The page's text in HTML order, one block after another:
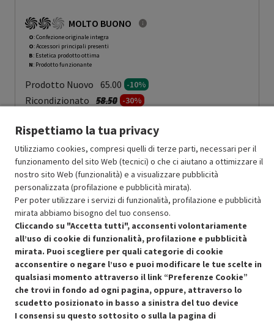
MOLTO BUONO
O: Confezione originale integra
O: Accessori principali presenti
B: Estetica prodotto ottima
N: Prodotto funzionante
Prodotto Nuovo 65.00 -10%
Ricondizionato Prezzo ridotto da
58.50a-30%
Aggiungi al carrello
SCONTO RICONDIZIONATI
Approfitta dello sconto del 30% sul prodotto ricondizionato.
Condizioni generali di vendita
Cookie Policy
Recedere dal contratto qui
Rispettiamo la tua privacy
Utilizziamo cookies, compresi quelli di terze parti, necessari per il
funzionamento del sito Web (tecnici) o che ci aiutano a ottimizzare il
nostro sito Web (funzionalità) e a visualizzare pubblicità
personalizzata (profilazione e pubblicità mirata).
Per poter utilizzare i servizi di funzionalità, profilazione e pubblicità
mirata abbiamo bisogno del tuo consenso.
Cliccando su "Accetta tutti", acconsenti volontariamente
all’uso di cookie di funzionalità, profilazione e pubblicità
mirata. Puoi scegliere per quali categorie di cookie
acconsentire o negare l’uso e puoi modificare le tue scelte in
qualsiasi momento attraverso il link “Preferenze Cookie”
che trovi in fondo ad ogni pagina, oppure, attraverso lo
scudetto posizionato in basso a sinistra del tuo device
I consensi su questo sottosito o sulla la pagina di